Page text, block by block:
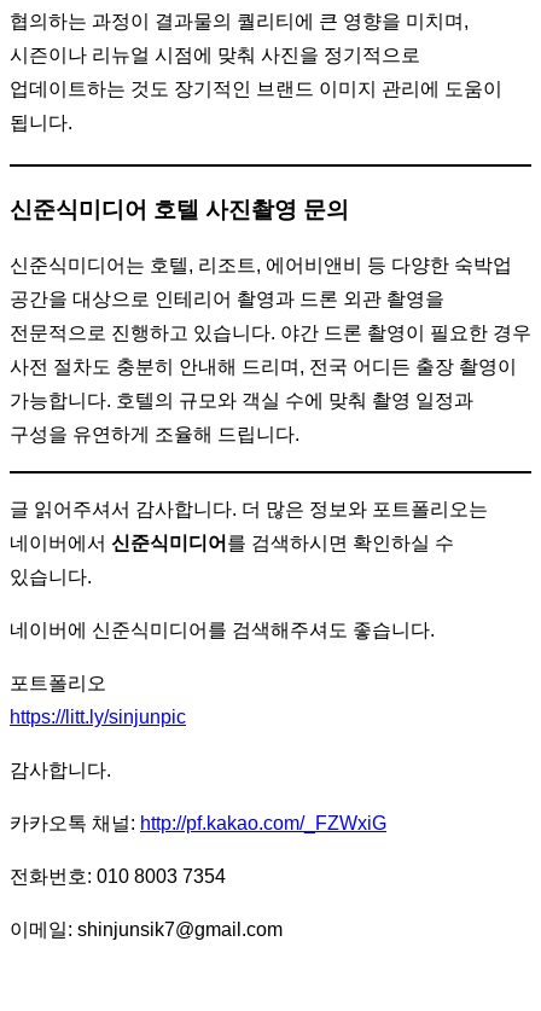
협의하는 과정이 결과물의 퀄리티에 큰 영향을 미치며,
시즌이나 리뉴얼 시점에 맞춰 사진을 정기적으로
업데이트하는 것도 장기적인 브랜드 이미지 관리에 도움이
됩니다.
신준식미디어 호텔 사진촬영 문의
신준식미디어는 호텔, 리조트, 에어비앤비 등 다양한 숙박업
공간을 대상으로 인테리어 촬영과 드론 외관 촬영을
전문적으로 진행하고 있습니다. 야간 드론 촬영이 필요한 경우
사전 절차도 충분히 안내해 드리며, 전국 어디든 출장 촬영이
가능합니다. 호텔의 규모와 객실 수에 맞춰 촬영 일정과
구성을 유연하게 조율해 드립니다.
글 읽어주셔서 감사합니다. 더 많은 정보와 포트폴리오는
네이버에서 신준식미디어 를 검색하시면 확인하실 수
있습니다.
네이버에 신준식미디어를 검색해주셔도 좋습니다.
포트폴리오
https://litt.ly/sinjunpic
감사합니다.
카카오톡 채널: http://pf.kakao.com/_FZWxiG
전화번호: 010 8003 7354
이메일: shinjunsik7@gmail.com